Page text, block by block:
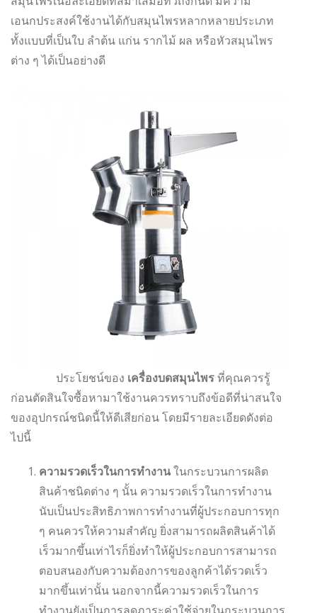
เอนกประสงค์ใช้งานได้กับสมุนไพรหลากหลายประเภท
ทั้งแบบที่เป็นใบ ลำต้น แก่น รากไม้ ผล หรือหัวสมุนไพร
ต่าง ๆ ได้เป็นอย่างดี
ประโยชน์ของ เครื่องบดสมุนไพรที่คุณควรรู้
ก่อนตัดสินใจซื้อหามาใช้งานควรทราบถึงข้อดีที่น่าสนใจ
ของอุปกรณ์ชนิดนี้ให้ดีเสียก่อน โดยมีรายละเอียดดังต่อ
ไปนี้
ความรวดเร็วในการทำงานในกระบวนการผลิต
สินค้าชนิดต่าง ๆ นั้น ความรวดเร็วในการทำงาน
นับเป็นประสิทธิภาพการทำงานที่ผู้ประกอบการทุก
ๆ คนควรให้ความสำคัญ ยิ่งสามารถผลิตสินค้าได้
เร็วมากขึ้นเท่าไรก็ยิ่งทำให้ผู้ประกอบการสามารถ
ตอบสนองกับความต้องการของลูกค้าได้รวดเร็ว
มากขึ้นเท่านั้น นอกจากนี้ความรวดเร็วในการ